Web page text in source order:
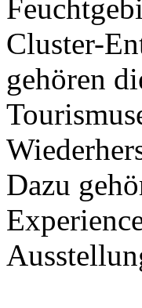
Cluster-
gehören
Dazu